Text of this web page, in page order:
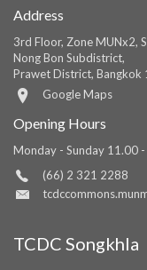
Address
3rd Floor, Zone MUNx2,
Nong Bon Subdistrict,
Prawet District, Bangkok
Google Maps
Opening Hours
Monday - Sunday 11.00
(66) 2 321 2288
TCDC Songkhla